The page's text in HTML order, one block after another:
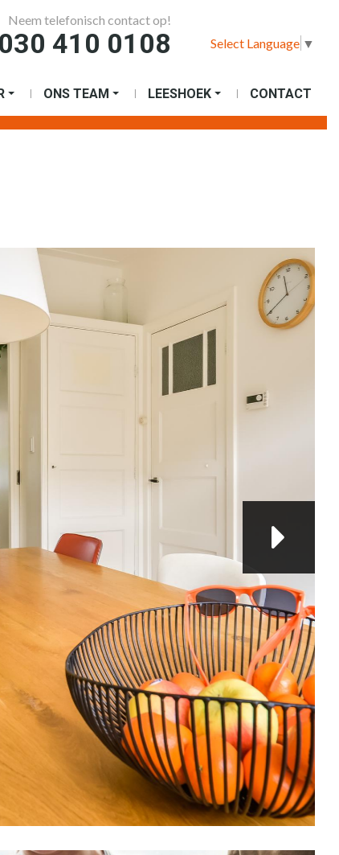
Neem telefonisch contact op!
030 410 0108 Select Language ▼
ONS TEAM LEESHOEK CONTACT